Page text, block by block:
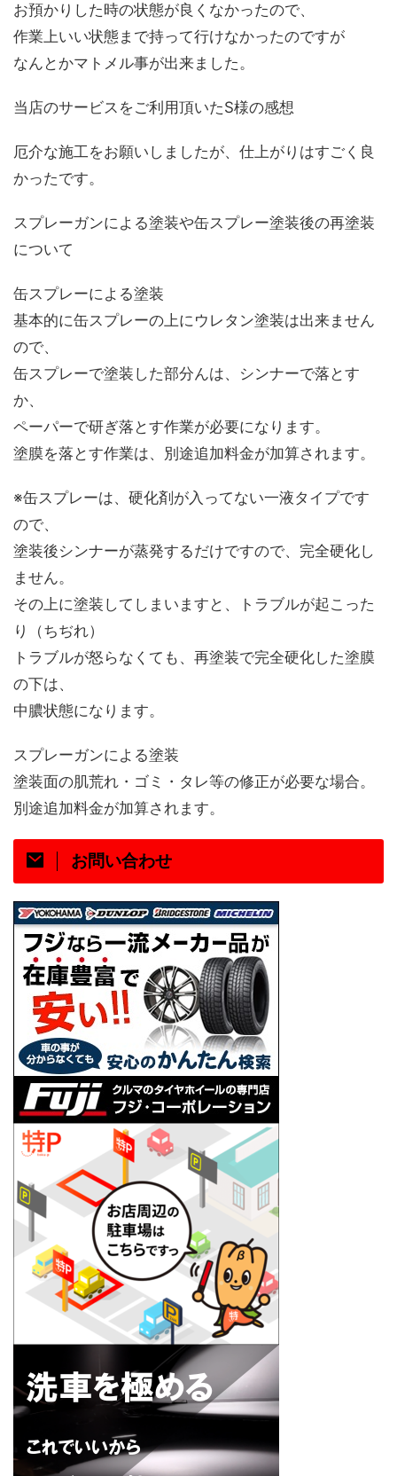
お預かりした時の状態が良くなかったので、
作業上いい状態まで持って行けなかったのですが
なんとかマトメル事が出来ました。
当店のサービスをご利用頂いたS様の感想
厄介な施工をお願いしましたが、仕上がりはすごく良
かったです。
スプレーガンによる塗装や缶スプレー塗装後の再塗装
について
缶スプレーによる塗装
基本的に缶スプレーの上にウレタン塗装は出来ません
ので、
缶スプレーで塗装した部分んは、シンナーで落とす
か、
ペーパーで研ぎ落とす作業が必要になります。
塗膜を落とす作業は、別途追加料金が加算されます。
※缶スプレーは、硬化剤が入ってない一液タイプです
ので、
塗装後シンナーが蒸発するだけですので、完全硬化し
ません。
その上に塗装してしまいますと、トラブルが起こった
り（ちぢれ）
トラブルが怒らなくても、再塗装で完全硬化した塗膜
の下は、
中膿状態になります。
スプレーガンによる塗装
塗装面の肌荒れ・ゴミ・タレ等の修正が必要な場合。
別途追加料金が加算されます。
お問い合わせ